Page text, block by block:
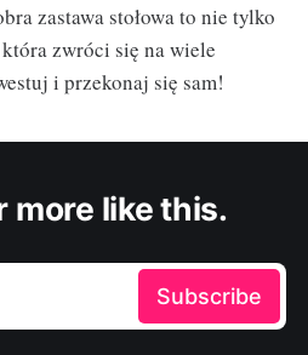
zastawa stołowa to nie tylko
zwróci się na wiele
i przekonaj się sam!
more like this.
Subscribe